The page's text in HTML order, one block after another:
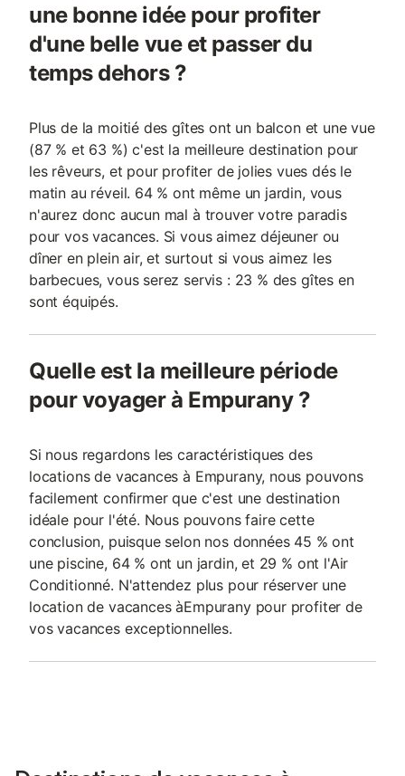
une bonne idée pour profiter
d'une belle vue et passer du
temps dehors ?
Plus de la moitié des gîtes ont un balcon et une vue
(87 % et 63 %) c'est la meilleure destination pour
les rêveurs, et pour profiter de jolies vues dés le
matin au réveil. 64 % ont même un jardin, vous
n'aurez donc aucun mal à trouver votre paradis
pour vos vacances. Si vous aimez déjeuner ou
dîner en plein air, et surtout si vous aimez les
barbecues, vous serez servis : 23 % des gîtes en
sont équipés.
Quelle est la meilleure période
pour voyager à Empurany ?
Si nous regardons les caractéristiques des
locations de vacances à Empurany, nous pouvons
facilement confirmer que c'est une destination
idéale pour l'été. Nous pouvons faire cette
conclusion, puisque selon nos données 45 % ont
une piscine, 64 % ont un jardin, et 29 % ont l'Air
Conditionné. N'attendez plus pour réserver une
location de vacances àEmpurany pour profiter de
vos vacances exceptionnelles.